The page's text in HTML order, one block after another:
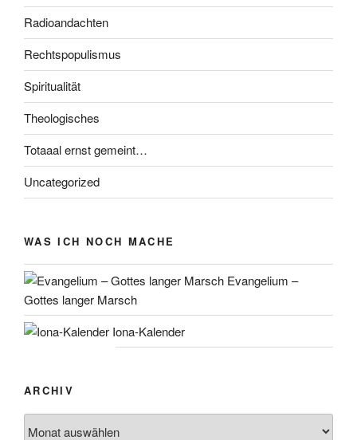
Radioandachten
Rechtspopulismus
Spiritualität
Theologisches
Totaaal ernst gemeint…
Uncategorized
WAS ICH NOCH MACHE
Evangelium –
Gottes langer Marsch
Iona-Kalender
ARCHIV